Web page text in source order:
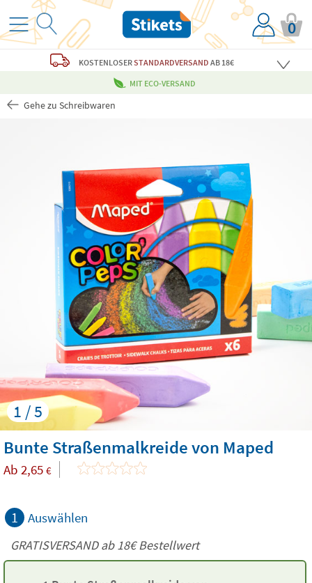
0
KOSTENLOSERSTANDARDVERSAND AB 18€
MIT ECO-VERSAND
Gehe zu Schreibwaren
1 / 5
Bunte Straßenmalkreide von Maped
Ab 2,65 €
1 Auswählen
GRATISVERSAND ab18€Bestellwert